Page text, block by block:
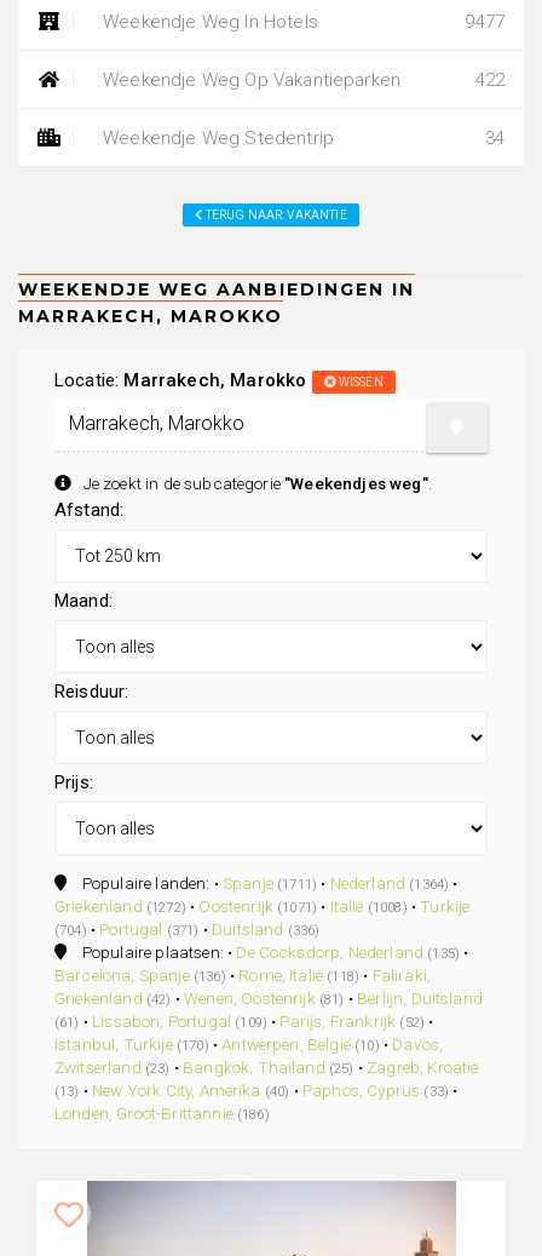
Weekendje Weg In Hotels 9477
Weekendje Weg Op Vakantieparken 422
Weekendje Weg Stedentrip 34
TERUG NAAR: VAKANTIE
Locatie: Marrakech, Marokko WISSEN
Je zoekt in de subcategorie "Weekendjes weg".
Afstand:
Maand:
Reisduur:
Prijs:
Populaire landen: •Spanje (1711) • Nederland (1364) •
Griekenland (1272) • Oostenrijk (1071) • Italië (1008) • Turkije
(704) • Portugal (371) • Duitsland (336)
Populaire plaatsen: • De Cocksdorp, Nederland (135) •
Barcelona, Spanje (136) • Rome, Italië (118) • Faliraki,
Griekenland (42) •Wenen, Oostenrijk (81) • Berlijn, Duitsland
(61) • Lissabon, Portugal (109) • Parijs, Frankrijk (52) •
Istanbul, Turkije (170) •Antwerpen, België (10) • Davos,
Zwitserland (23) • Bangkok, Thailand (25) • Zagreb, Kroatië
(13) • New York City, Amerika (40) • Paphos, Cyprus (33) •
Londen, Groot-Brittannie (186)